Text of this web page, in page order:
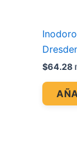
$64.28